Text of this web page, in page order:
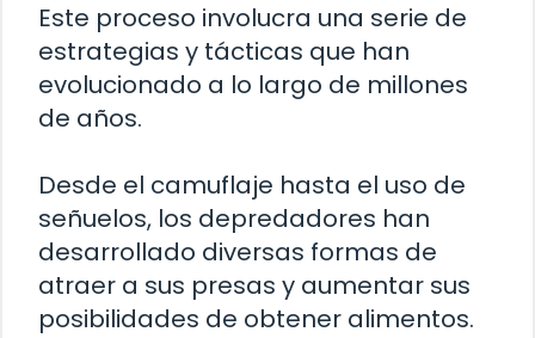
Este proceso involucra una serie de
estrategias y tácticas que han
evolucionado a lo largo de millones
de años.
Desde el camuflaje hasta el uso de
señuelos, los depredadores han
desarrollado diversas formas de
atraer a sus presas y aumentar sus
posibilidades de obtener alimentos.